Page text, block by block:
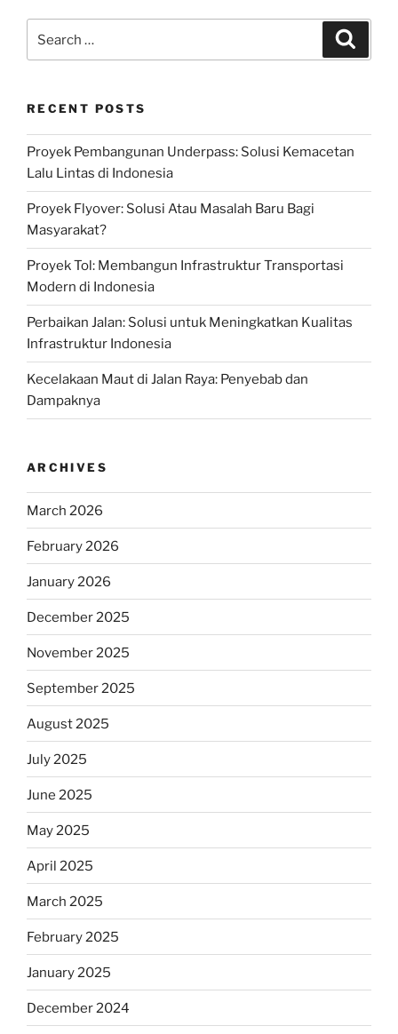
for:
RECENT POSTS
Proyek Pembangunan Underpass: Solusi Kemacetan
Lalu Lintas di Indonesia
Proyek Flyover: Solusi Atau Masalah Baru Bagi
Masyarakat?
Proyek Tol: Membangun Infrastruktur Transportasi
Modern di Indonesia
Perbaikan Jalan: Solusi untuk Meningkatkan Kualitas
Infrastruktur Indonesia
Kecelakaan Maut di Jalan Raya: Penyebab dan
Dampaknya
ARCHIVES
March 2026
February 2026
January 2026
December 2025
November 2025
September 2025
August 2025
July 2025
June 2025
May 2025
April 2025
March 2025
February 2025
January 2025
December 2024